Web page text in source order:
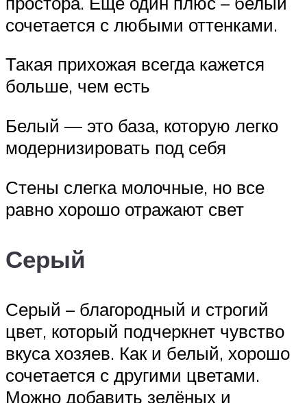
сочетается с любыми оттенками.
Такая прихожая всегда кажется
больше, чем есть
Белый — это база, которую легко
модернизировать под себя
Стены слегка молочные, но все
равно хорошо отражают свет
Серый
Серый – благородный и строгий
цвет, который подчеркнет чувство
вкуса хозяев. Как и белый, хорошо
сочетается с другими цветами.
Можно добавить зелёных и